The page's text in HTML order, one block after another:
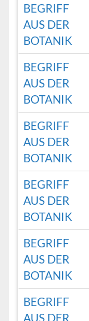
BEGRIFF
AUS DER
BOTANIK
BEGRIFF
AUS DER
BOTANIK
BEGRIFF
AUS DER
BOTANIK
BEGRIFF
AUS DER
BOTANIK
BEGRIFF
AUS DER
BOTANIK
BEGRIFF
AUS DER